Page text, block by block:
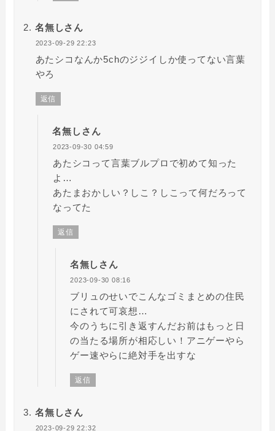
名無しさん
2023-09-29 22:23
あたシコなんか5chのジジイしか使ってない言葉
やろ
返信
名無しさん
2023-09-30 04:59
あたシコって言葉ブルプロで初めて知った
よ…
あたまおかしい？しこ？しこって何だろって
なってた
返信
名無しさん
2023-09-30 08:16
ブリュのせいでこんなゴミまとめの住民
にされて可哀想…
今のうちに引き返すんだお前はもっと日
の当たる場所が相応しい！アニゲーやら
ゲー速やらに絶対手を出すな
返信
名無しさん
2023-09-29 22:32